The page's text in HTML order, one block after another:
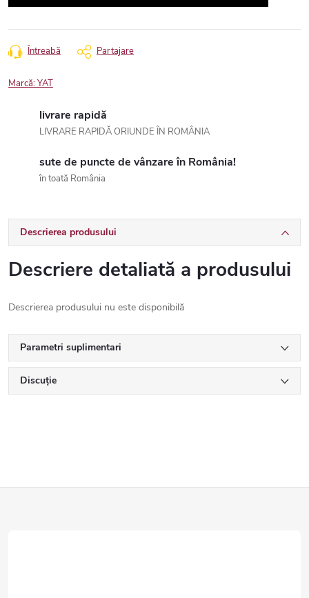
Întreabă Partajare
Marcă:YAT
livrare rapidă
LIVRARE RAPIDĂ ORIUNDE ÎN ROMÂNIA
sute de puncte de vânzare în România!
în toată România
Descrierea produsului
Descriere detaliată a produsului
Descrierea produsului nu este disponibilă
Parametri suplimentari
Discuţie